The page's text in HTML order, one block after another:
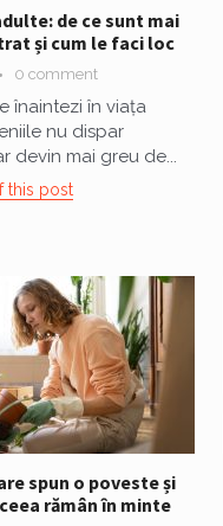
de ce sunt mai
și cum le faci loc
0 comment
înaintezi în viața
nu dispar
devin mai greu de...
this post
spun o poveste și
rămân în minte